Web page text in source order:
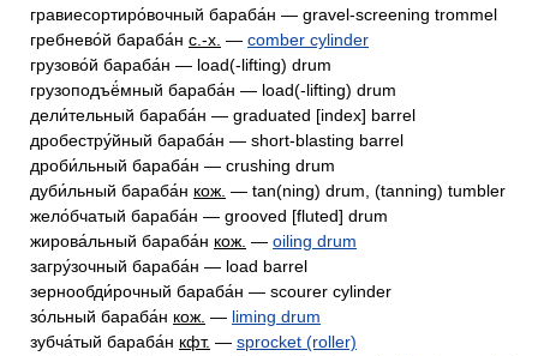
гравиесортиро́вочный бараба́н — gravel-screening trommel
гребнево́й бараба́н с.-х. — comber cylinder
грузово́й бараба́н — load(-lifting) drum
грузоподъё́мный бараба́н — load(-lifting) drum
дели́тельный бараба́н — graduated [index] barrel
дробестру́йный бараба́н — short-blasting barrel
дроби́льный бараба́н — crushing drum
дуби́льный бараба́н кож. — tan(ning) drum, (tanning) tumbler
жело́бчатый бараба́н — grooved [fluted] drum
жирова́льный бараба́н кож. — oiling drum
загру́зочный бараба́н — load barrel
зернообди́рочный бараба́н — scourer cylinder
зо́льный бараба́н кож. — liming drum
зубча́тый бараба́н кфт. — sprocket (roller)